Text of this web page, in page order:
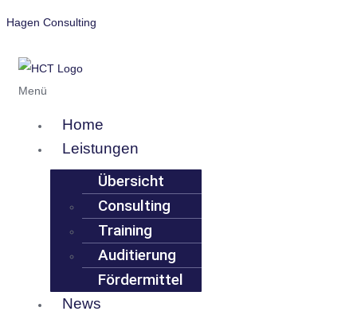
Hagen Consulting
Menü
Home
Leistungen
Übersicht
Consulting
Training
Auditierung
Fördermittel
News